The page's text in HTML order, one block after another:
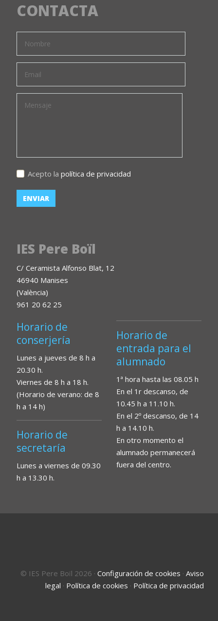
CONTACTA
Acepto la política de privacidad
IES Pere Boïl
C/ Ceramista Alfonso Blat, 12
46940 Manises
(València)
961 20 62 25
Horario de
conserjería
Lunes a jueves de 8 h a
20.30 h.
Viernes de 8 h a 18 h.
(Horario de verano: de 8
h a 14 h)
Horario de
secretaría
Lunes a viernes de 09.30
h a 13.30 h.
Horario de
entrada para el
alumnado
1ª hora hasta las 08.05 h
En el 1r descanso, de
10.45 h a 11.10 h.
En el 2º descanso, de 14
h a 14.10 h.
En otro momento el
alumnado permanecerá
fuera del centro.
© IES Pere Boïl 2026 · Configuración de cookies · Aviso
legal · Política de cookies · Política de privacidad